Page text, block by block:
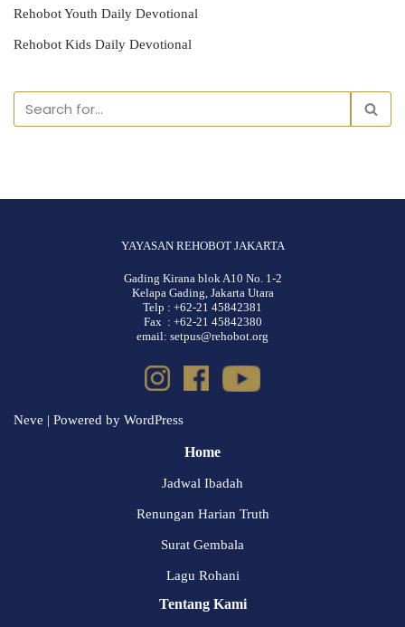
Rehobot Youth Daily Devotional
Rehobot Kids Daily Devotional
YAYASAN REHOBOT JAKARTA
Gading Kirana blok A10 No. 1-2
Kelapa Gading, Jakarta Utara
Telp : +62-21 45842381
Fax : +62-21 45842380
email: setpus@rehobot.org
Neve | Powered by WordPress
Home
Jadwal Ibadah
Renungan Harian Truth
Surat Gembala
Lagu Rohani
Tentang Kami